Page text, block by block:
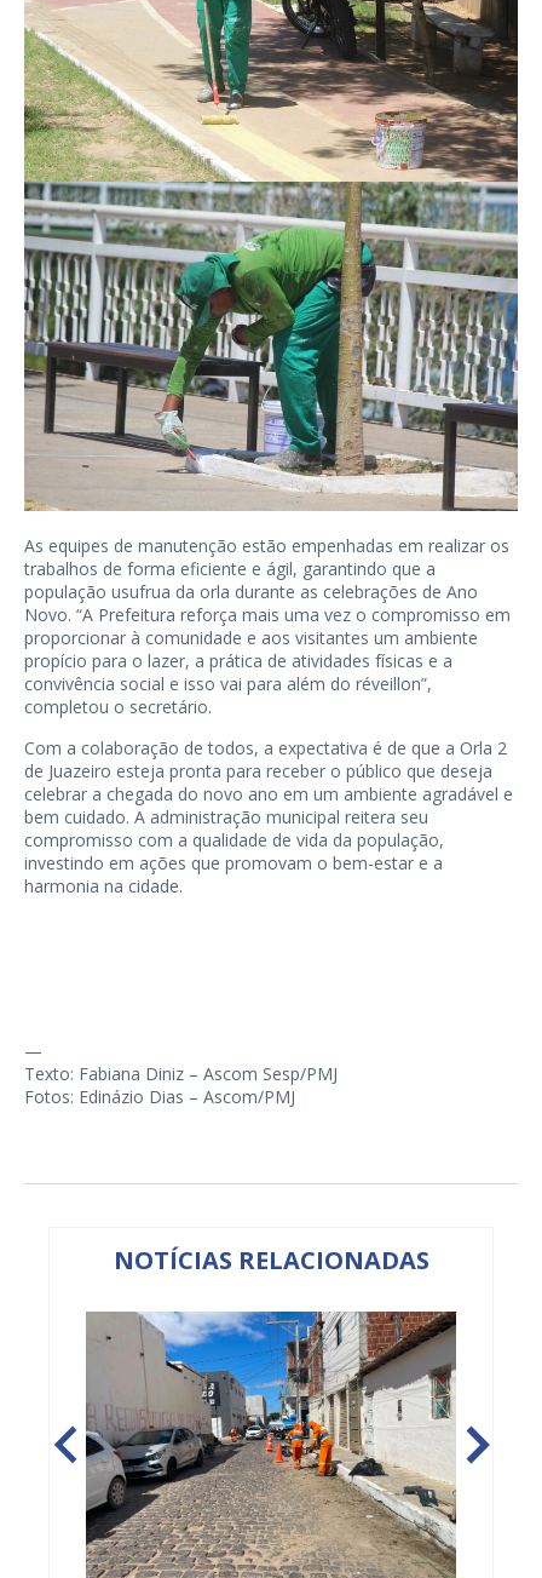
As equipes de manutenção estão empenhadas em realizar os
trabalhos de forma eficiente e ágil, garantindo que a
população usufrua da orla durante as celebrações de Ano
Novo. “A Prefeitura reforça mais uma vez o compromisso em
proporcionar à comunidade e aos visitantes um ambiente
propício para o lazer, a prática de atividades físicas e a
convivência social e isso vai para além do réveillon”,
completou o secretário.
Com a colaboração de todos, a expectativa é de que a Orla 2
de Juazeiro esteja pronta para receber o público que deseja
celebrar a chegada do novo ano em um ambiente agradável e
bem cuidado. A administração municipal reitera seu
compromisso com a qualidade de vida da população,
investindo em ações que promovam o bem-estar e a
harmonia na cidade.
—
Texto: Fabiana Diniz – Ascom Sesp/PMJ
Fotos: Edinázio Dias – Ascom/PMJ
NOTÍCIAS RELACIONADAS